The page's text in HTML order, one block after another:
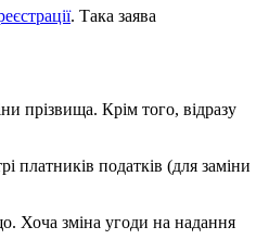
. Така заява
прізвища. Крім того, відразу
платників податків (для заміни
Хоча зміна угоди на надання